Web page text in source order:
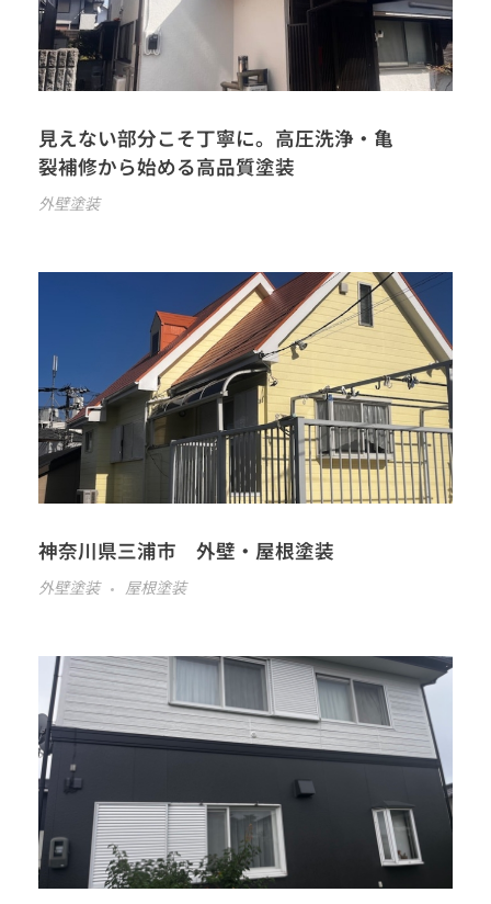
見えない部分こそ丁寧に。高圧洗浄・亀
裂補修から始める高品質塗装
外壁塗装
神奈川県三浦市 外壁・屋根塗装
外壁塗装 屋根塗装